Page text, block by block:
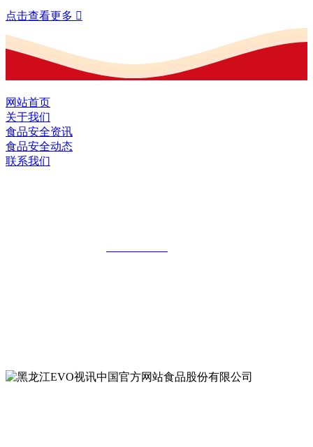
点击查看更多 
网站首页
关于我们
食品安全资讯
食品安全动态
联系我们